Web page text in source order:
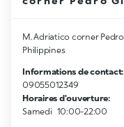
M. Adriatico corner
Philippines
Informations de contact:
09055012349
Horaires d'ouverture:
Samedi 10:00-22:00